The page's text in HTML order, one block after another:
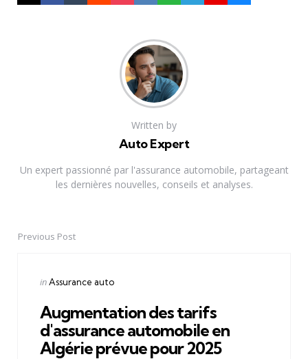
Written by
Auto Expert
Un expert passionné par l'assurance automobile, partageant
les dernières nouvelles, conseils et analyses.
PostPrevious Post
Posted
inAssurance auto
Augmentation des tarifs
d'assurance automobile en
Algérie prévue pour 2025